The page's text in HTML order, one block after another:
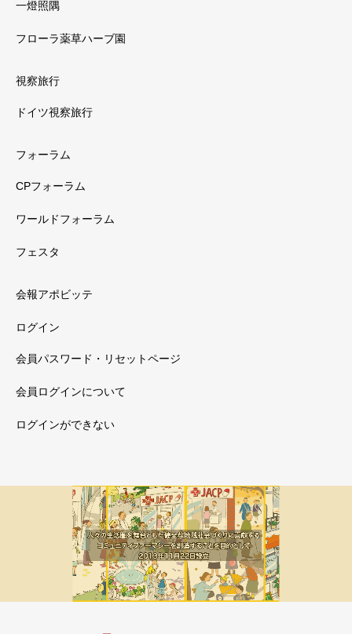
一燈照隅
フローラ薬草ハーブ園
視察旅行
ドイツ視察旅行
フォーラム
CPフォーラム
ワールドフォーラム
フェスタ
会報アポビッテ
ログイン
会員パスワード・リセットページ
会員ログインについて
ログインができない
会員限定